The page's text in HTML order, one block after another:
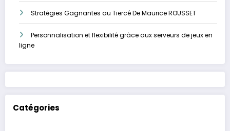
Stratégies Gagnantes au Tiercé De Maurice ROUSSET
Personnalisation et flexibilité grâce aux serveurs de jeux en
ligne
Catégories